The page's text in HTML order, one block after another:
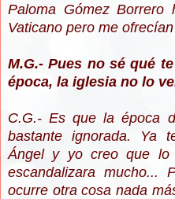
Paloma Gómez
Vaticano pero me
M.G.- Pues no sé qué
época, la iglesia no lo
C.G.- Es que la época
bastante ignorada. Ya
Ángel y yo creo que lo
escandalizara
ocurre otra cosa nada